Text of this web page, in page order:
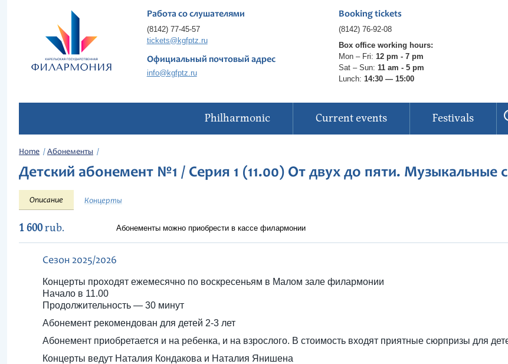
Работа со слушателями
(8142) 77-45-57
tickets@kgfptz.ru
Официальный почтовый адрес
info@kgfptz.ru
Booking tickets
(8142) 76-92-08
Box office working hours:
Mon – Fri: 12 pm - 7 pm
Sat – Sun: 11 am - 5 pm
Lunch: 14:30 — 15:00
Philharmonic Current events Festivals
Home Абонементы
Детский абонемент №1 / Серия 1 (11.00) От двух до пяти. Музыкальные
Описание Концерты
1 600rub. Абонементы можно приобрести в кассе филармонии
Сезон 2025/2026
Концерты проходят ежемесячно по воскресеньям в Малом зале филармонии
Начало в 11.00
Продолжительность — 30 минут
Абонемент рекомендован для детей 2-3 лет
Абонемент приобретается и на ребенка, и на взрослого. В стоимость входят приятные сюрпризы для
Концерты ведут Наталия Кондакова и Наталия Янишена